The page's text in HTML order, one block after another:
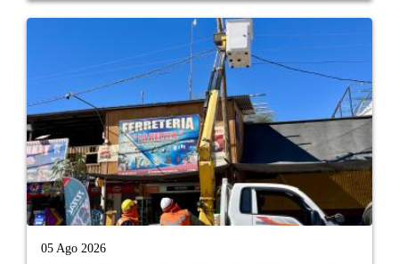
05 Ago 2026